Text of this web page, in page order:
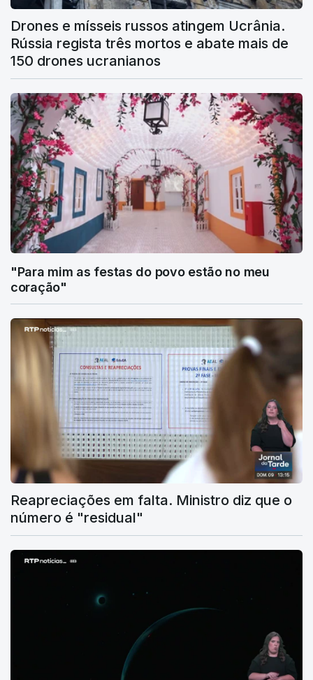
Drones e mísseis russos atingem Ucrânia.
Rússia regista três mortos e abate mais de
150 drones ucranianos
"Para mim as festas do povo estão no meu
coração"
Reapreciações em falta. Ministro diz que o
número é "residual"